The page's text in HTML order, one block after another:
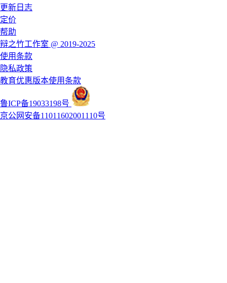
更新日志
定价
帮助
辩之竹工作室 @ 2019-2025
使用条款
隐私政策
教育优惠版本使用条款
鲁ICP备19033198号
京公网安备11011602001110号